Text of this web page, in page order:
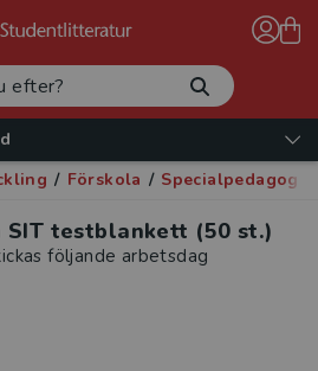
/ Förskola / Specialpedagogik
SIT testblankett (50 st.)
följande arbetsdag